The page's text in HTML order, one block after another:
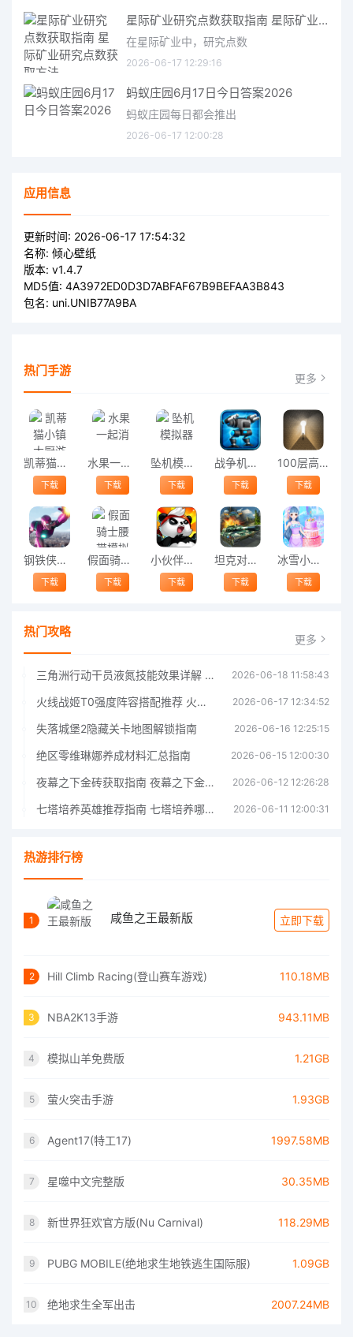
星际矿业研究点数获取指南 星际矿业研究点数获取方法
在星际矿业中，研究点数
2026-06-17 12:29:16
蚂蚁庄园6月17日今日答案2026
蚂蚁庄园每日都会推出
2026-06-17 12:00:28
应用信息
更新时间: 2026-06-17 17:54:32
名称: 倾心壁纸
版本: v1.4.7
MD5值: 4A3972ED0D3D7ABFAF67B9BEFAA3B843
包名: uni.UNIB77A9BA
热门手游 更多
凯蒂猫小镇大厨游戏
下载
水果一起消
下载
坠机模拟器
下载
战争机械游戏
下载
100层高楼解谜正式版
下载
钢铁侠超级绳索英雄中文版
下载
假面骑士腰带模拟器
下载
小伙伴的战争官方版
下载
坦克对战机器人游戏
下载
冰雪小公主做蛋糕小游戏
下载
热门攻略 更多
三角洲行动干员液氮技能效果详解 三角洲行动干员液氮技能介绍 2026-06-18 11:58:43
火线战姬T0强度阵容搭配推荐 火线战姬T0强度阵容哪个好 2026-06-17 12:34:52
失落城堡2隐藏关卡地图解锁指南 2026-06-16 12:25:15
绝区零维琳娜养成材料汇总指南 2026-06-15 12:00:30
夜幕之下金砖获取指南 夜幕之下金砖获取方法 2026-06-12 12:26:28
七塔培养英雄推荐指南 七塔培养哪个英雄好 2026-06-11 12:00:31
热游排行榜
1 咸鱼之王最新版 立即下载
2 Hill Climb Racing(登山赛车游戏) 110.18MB
3 NBA2K13手游 943.11MB
4 模拟山羊免费版 1.21GB
5 萤火突击手游 1.93GB
6 Agent17(特工17) 1997.58MB
7 星噬中文完整版 30.35MB
8 新世界狂欢官方版(Nu Carnival) 118.29MB
9 PUBG MOBILE(绝地求生地铁逃生国际服) 1.09GB
10 绝地求生全军出击 2007.24MB